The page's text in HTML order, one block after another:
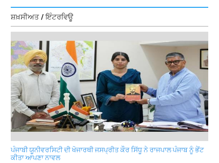
ਸ਼ਖ਼ਸੀਅਤ / ਇੰਟਰਵਿਊ
ਪੰਜਾਬੀ ਯੂਨੀਵਰਸਿਟੀ ਦੀ ਖੋਜਾਰਥੀ ਜਸਪ੍ਰੀਤ ਕੌਰ ਸਿੱਧੂ ਨੇ ਰਾਜਪਾਲ ਪੰਜਾਬ ਨੂੰ ਭੇਂਟ
ਕੀਤਾ ਆਪਣਾ ਨਾਵਲ